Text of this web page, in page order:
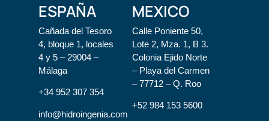
ESPAÑA
Cañada del Tesoro
4, bloque 1, locales
4 y 5 – 29004 –
Málaga
+34 952 307 354
info@hidroingenia.com
MEXICO
Calle Poniente 50,
Lote 2, Mza. 1, B 3.
Colonia Ejido Norte
– Playa del Carmen
– 77712 – Q. Roo
+52 984 153 5600